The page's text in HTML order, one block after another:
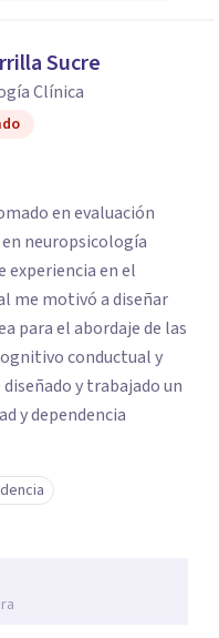
Sucre
Clínica
en evaluación
neuropsicología
experiencia en el
me motivó a diseñar
para el abordaje de las
conductual y
y trabajado un
y dependencia